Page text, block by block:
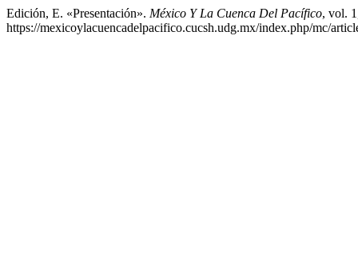
Edición, E. «Presentación». México Y La Cuenca Del Pacífico, vol.
https://mexicoylacuencadelpacifico.cucsh.udg.mx/index.php/mc/